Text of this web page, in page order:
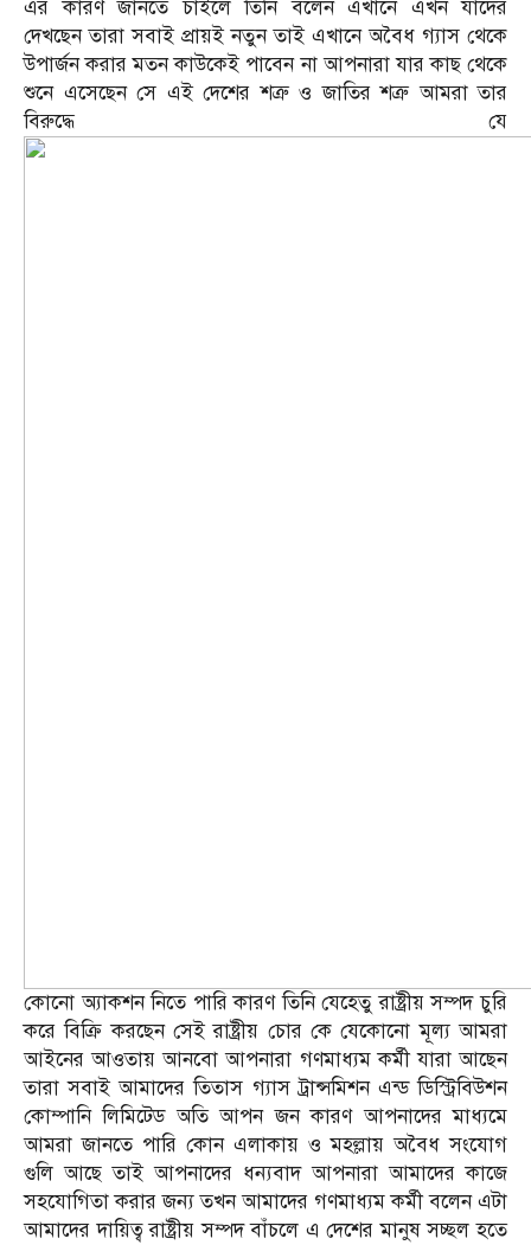
এর কারণ জানতে চাইলে তিনি বলেন এখানে এখন যাদের
দেখছেন তারা সবাই প্রায়ই নতুন তাই এখানে অবৈধ গ্যাস থেকে
উপার্জন করার মতন কাউকেই পাবেন না আপনারা যার কাছ থেকে
শুনে এসেছেন সে এই দেশের শত্রু ও জাতির শত্রু আমরা তার
বিরুদ্ধে যে
কোনো অ্যাকশন নিতে পারি কারণ তিনি যেহেতু রাষ্ট্রীয় সম্পদ চুরি
করে বিক্রি করছেন সেই রাষ্ট্রীয় চোর কে যেকোনো মূল্য আমরা
আইনের আওতায় আনবো আপনারা গণমাধ্যম কর্মী যারা আছেন
তারা সবাই আমাদের তিতাস গ্যাস ট্রান্সমিশন এন্ড ডিস্ট্রিবিউশন
কোম্পানি লিমিটেড অতি আপন জন কারণ আপনাদের মাধ্যমে
আমরা জানতে পারি কোন এলাকায় ও মহল্লায় অবৈধ সংযোগ
গুলি আছে তাই আপনাদের ধন্যবাদ আপনারা আমাদের কাজে
সহযোগিতা করার জন্য তখন আমাদের গণমাধ্যম কর্মী বলেন এটা
আমাদের দায়িত্ব রাষ্ট্রীয় সম্পদ বাঁচলে এ দেশের মানুষ সচ্ছল হতে